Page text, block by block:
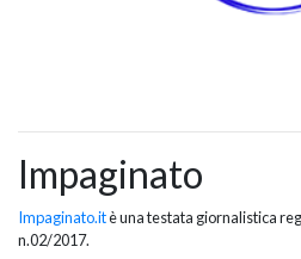
Impaginato
Impaginato.itè una testata giornalistica
n.02/2017.